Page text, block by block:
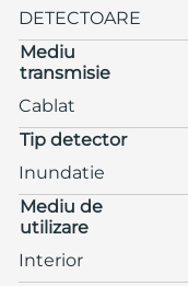
DETECTOARE
Mediu
transmisie
Cablat
Tip detector
Inundatie
Mediu de
utilizare
Interior